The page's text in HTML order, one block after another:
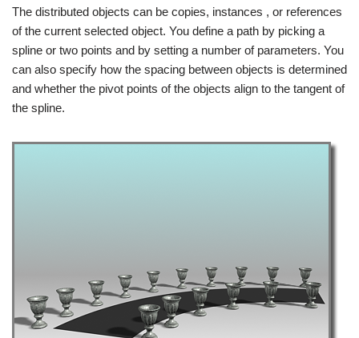
The distributed objects can be copies, instances , or references
of the current selected object. You define a path by picking a
spline or two points and by setting a number of parameters. You
can also specify how the spacing between objects is determined
and whether the pivot points of the objects align to the tangent of
the spline.